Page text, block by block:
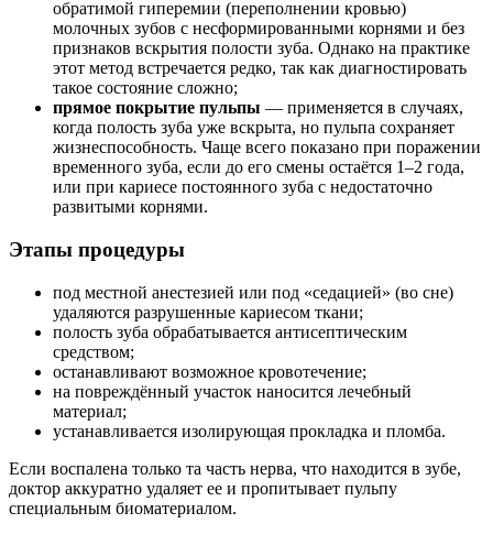
обратимой гиперемии (переполнении кровью)
молочных зубов с несформированными корнями и без
признаков вскрытия полости зуба. Однако на практике
этот метод встречается редко, так как диагностировать
такое состояние сложно;
прямое покрытие пульпы — применяется в случаях,
когда полость зуба уже вскрыта, но пульпа сохраняет
жизнеспособность. Чаще всего показано при поражении
временного зуба, если до его смены остаётся 1–2 года,
или при кариесе постоянного зуба с недостаточно
развитыми корнями.
Этапы процедуры
под местной анестезией или под «седацией» (во сне)
удаляются разрушенные кариесом ткани;
полость зуба обрабатывается антисептическим
средством;
останавливают возможное кровотечение;
на повреждённый участок наносится лечебный
материал;
устанавливается изолирующая прокладка и пломба.
Если воспалена только та часть нерва, что находится в зубе,
доктор аккуратно удаляет ее и пропитывает пульпу
специальным биоматериалом.